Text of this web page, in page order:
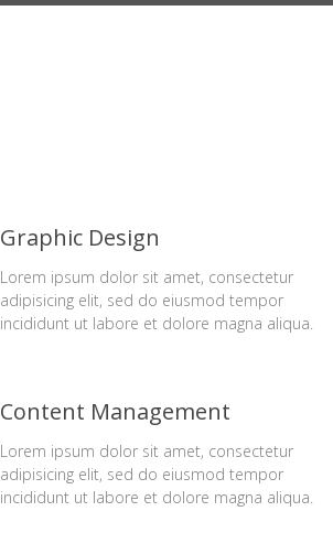
Graphic Design
Lorem ipsum dolor sit amet, consectetur
adipisicing elit, sed do eiusmod tempor
incididunt ut labore et dolore magna aliqua.
Content Management
Lorem ipsum dolor sit amet, consectetur
adipisicing elit, sed do eiusmod tempor
incididunt ut labore et dolore magna aliqua.